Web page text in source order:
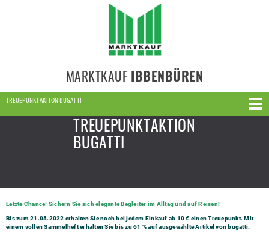
MARKTKAUF IBBENBÜREN
TREUEPUNKTAKTION BUGATTI
TREUEPUNKTAKTION
BUGATTI
Letzte Chance: Sichern Sie sich elegante Begleiter im Alltag und auf Reisen!
Bis zum 21.08.2022 erhalten Sie noch bei jedem Einkauf ab 10 € einen Treuepunkt. Mit
einem vollen Sammelheft erhalten Sie bis zu 61 % auf ausgewählte Artikel von bugatti.